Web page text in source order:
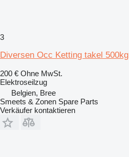
3
Diversen Occ Ketting takel 500kg
200 € Ohne MwSt.
Elektroseilzug
Belgien, Bree
Smeets & Zonen Spare Parts
Verkäufer kontaktieren